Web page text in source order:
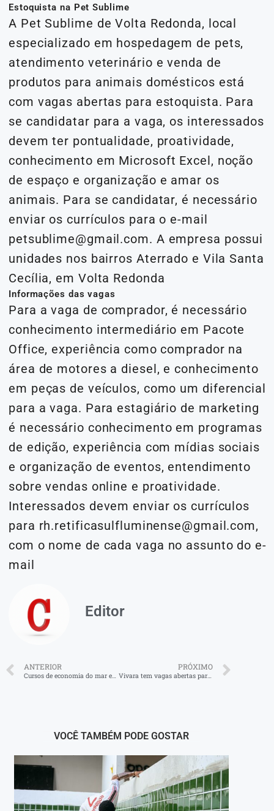
Estoquista na Pet Sublime
A Pet Sublime de Volta Redonda, local
especializado em hospedagem de pets,
atendimento veterinário e venda de
produtos para animais domésticos está
com vagas abertas para estoquista. Para
se candidatar para a vaga, os interessados
devem ter pontualidade, proatividade,
conhecimento em Microsoft Excel, noção
de espaço e organização e amar os
animais. Para se candidatar, é necessário
enviar os currículos para o e-mail
petsublime@gmail.com. A empresa possui
unidades nos bairros Aterrado e Vila Santa
Cecília, em Volta Redonda
Informações das vagas
Para a vaga de comprador, é necessário
conhecimento intermediário em Pacote
Office, experiência como comprador na
área de motores a diesel, e conhecimento
em peças de veículos, como um diferencial
para a vaga. Para estagiário de marketing
é necessário conhecimento em programas
de edição, experiência com mídias sociais
e organização de eventos, entendimento
sobre vendas online e proatividade.
Interessados devem enviar os currículos
para rh.retificasulfluminense@gmail.com,
com o nome de cada vaga no assunto do e-
mail
Editor
ANTERIOR
Cursos de economia do mar em Angra
PRÓXIMO
Vivara tem vagas abertas para banco de talentos
VOCÊ TAMBÉM PODE GOSTAR